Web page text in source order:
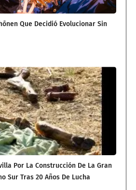
Que Decidió Evolucionar Sin
Por La Construcción De La Gran
Sur Tras 20 Años De Lucha